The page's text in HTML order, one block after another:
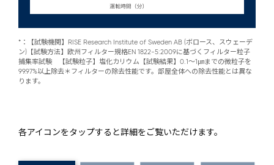
*：【試験機関】RISE Research Institute of Sweden AB (ボロース、スウェーデ
ン)【試験方法】欧州フィルター規格EN 1822-5:2009に基づくフィルター粒子
捕集率試験 【試験粒子】塩化カリウム【試験結果】0.1～1㎛までの微粒子を
99.97%以上除去＊フィルターの除去性能です。部屋全体への除去性能とは異な
ります。
各アイコンをタップすると詳細をご覧いただけます。